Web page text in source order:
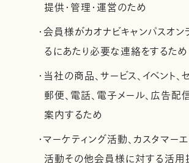
提供・管理・運営のため
・会員様がカオナビキャンパスオ
るにあたり必要な連絡をするため
・当社の商品、サービス、イベント
郵便、電話、電子メール、広告配
案内するため
・マーケティング活動、カスタマー
活動その他会員様に対する活